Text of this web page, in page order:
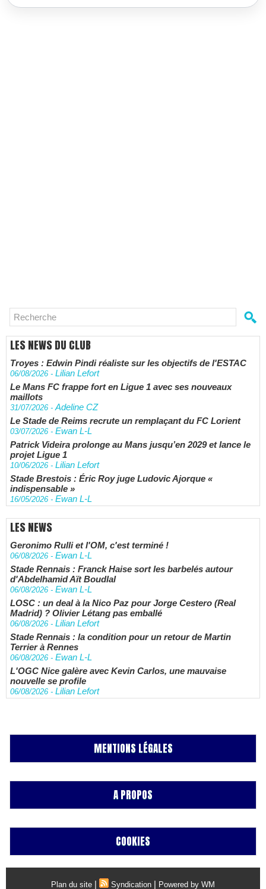
LES NEWS DU CLUB
Troyes : Edwin Pindi réaliste sur les objectifs de l'ESTAC
06/08/2026 - Lilian Lefort
Le Mans FC frappe fort en Ligue 1 avec ses nouveaux
maillots
31/07/2026 -Adeline CZ
Le Stade de Reims recrute un remplaçant du FC Lorient
03/07/2026 - Ewan L-L
Patrick Videira prolonge au Mans jusqu’en 2029 et lance le
projet Ligue 1
10/06/2026 - Lilian Lefort
Stade Brestois : Éric Roy juge Ludovic Ajorque «
indispensable »
16/05/2026 - Ewan L-L
LES NEWS
Geronimo Rulli et l'OM, c'est terminé !
06/08/2026 - Ewan L-L
Stade Rennais : Franck Haise sort les barbelés autour
d'Abdelhamid Aït Boudlal
06/08/2026 - Ewan L-L
LOSC : un deal à la Nico Paz pour Jorge Cestero (Real
Madrid) ? Olivier Létang pas emballé
06/08/2026 - Lilian Lefort
Stade Rennais : la condition pour un retour de Martin
Terrier à Rennes
06/08/2026 - Ewan L-L
L'OGC Nice galère avec Kevin Carlos, une mauvaise
nouvelle se profile
06/08/2026 - Lilian Lefort
MENTIONS LÉGALES
A PROPOS
COOKIES
Plan du site | Syndication | Powered by WM